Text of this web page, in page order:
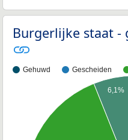
Burgerlijke staat -
Gehuwd Gescheiden
6,1%